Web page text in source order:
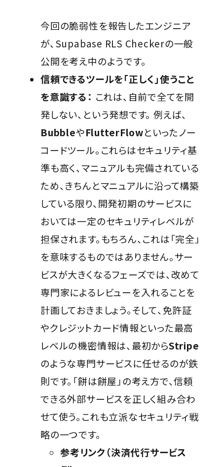
今回の脆弱性を報告したエンジニア
が、Supabase RLS Checkerの一般
公開を考え中のようです。
信頼できるツールを「正しく」使うこと
を意識する： これは、自前で全てを開
発しない、という発想です。 例えば、
BubbleやFlutterFlowといったノー
コードツール。これらはセキュリティ基
準も高く、マニュアルも完備されている
ため、きちんとマニュアルに沿って構築
している限り、開発初期のサービスに
おいては一定のセキュリティレベルが
担保されます。もちろん、これは「完全」
を意味するものではありません。サー
ビスが大きくなるフェーズでは、改めて
専門家によるレビューを入れることを
計画しておきましょう。そして、免許証
やクレジットカード情報といった最高
レベルの機密情報は、最初からStripe
のような専門サービスに任せるのが鉄
則です。「餅は餅屋」の考え方で、信頼
できる外部サービスを正しく組み合わ
せて使う。これも立派なセキュリティ戦
略の一つです。
参考リンク（決済代行サービス